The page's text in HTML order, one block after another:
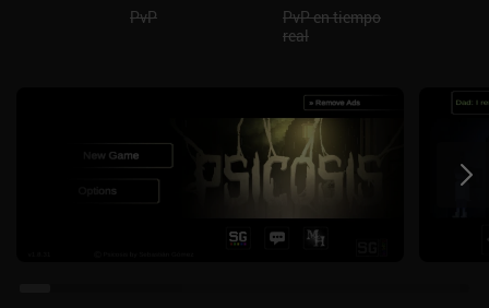
PvP
PvP en tiempo
real